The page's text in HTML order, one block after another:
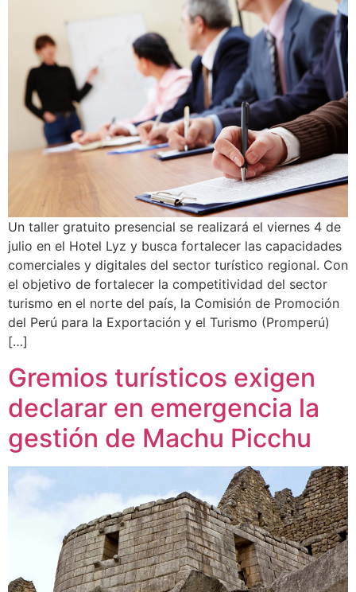
Un taller gratuito presencial se realizará el viernes 4 de
julio en el Hotel Lyz y busca fortalecer las capacidades
comerciales y digitales del sector turístico regional. Con
el objetivo de fortalecer la competitividad del sector
turismo en el norte del país, la Comisión de Promoción
del Perú para la Exportación y el Turismo (Promperú)
[…]
Gremios turísticos exigen
declarar en emergencia la
gestión de Machu Picchu